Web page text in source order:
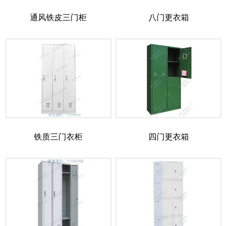
通风铁皮三门柜 八门更衣箱
铁质三门衣柜 四门更衣箱